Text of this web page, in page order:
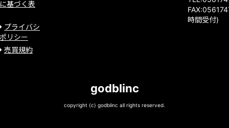
基づく表
プライバシ
リシー
売買規約
時間受付)
godblinc
copyright (c) godblinc all rights reserved.